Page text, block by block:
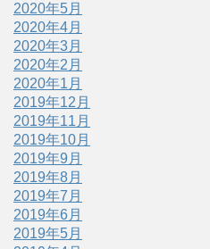
2020年5月
2020年4月
2020年3月
2020年2月
2020年1月
2019年12月
2019年11月
2019年10月
2019年9月
2019年8月
2019年7月
2019年6月
2019年5月